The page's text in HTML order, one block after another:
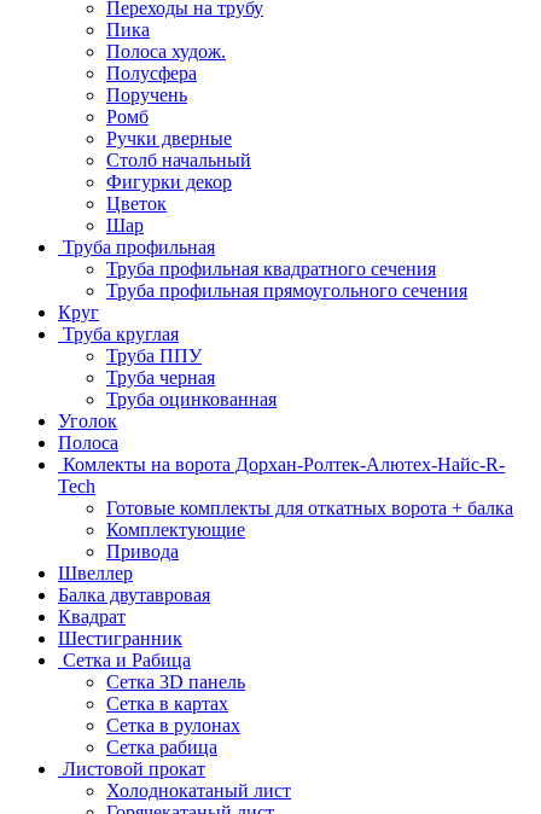
Переходы на трубу
Пика
Полоса худож.
Полусфера
Поручень
Ромб
Ручки дверные
Столб начальный
Фигурки декор
Цветок
Шар
Труба профильная
Труба профильная квадратного сечения
Труба профильная прямоугольного сечения
Круг
Труба круглая
Труба ППУ
Труба черная
Труба оцинкованная
Уголок
Полоса
Комлекты на ворота Дорхан-Ролтек-Алютех-Найс-R-
Tech
Готовые комплекты для откатных ворота + балка
Комплектующие
Привода
Швеллер
Балка двутавровая
Квадрат
Шестигранник
Сетка и Рабица
Сетка 3D панель
Сетка в картах
Сетка в рулонах
Сетка рабица
Листовой прокат
Холоднокатаный лист